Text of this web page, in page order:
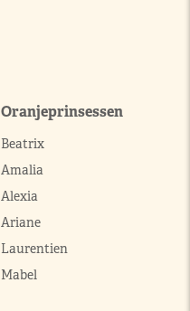
Oranjeprinsessen
Beatrix
Amalia
Alexia
Ariane
Laurentien
Mabel